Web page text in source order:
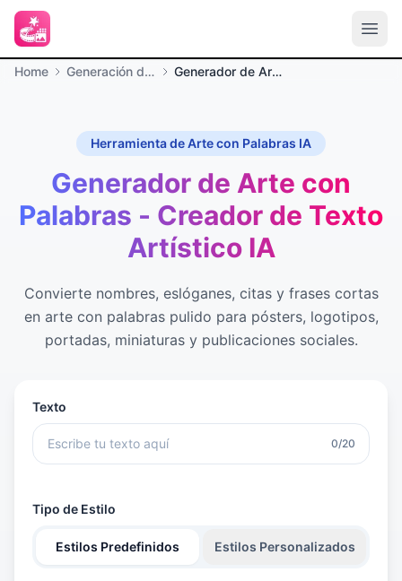
Home Generación de imágenes Generador de Arte con Palabras
Herramienta de Arte con Palabras IA
Generador de Arte con
Palabras - Creador de Texto
Artístico IA
Convierte nombres, eslóganes, citas y frases cortas
en arte con palabras pulido para pósters, logotipos,
portadas, miniaturas y publicaciones sociales.
Texto
0/20
Tipo de Estilo
Estilos Predefinidos Estilos Personalizados